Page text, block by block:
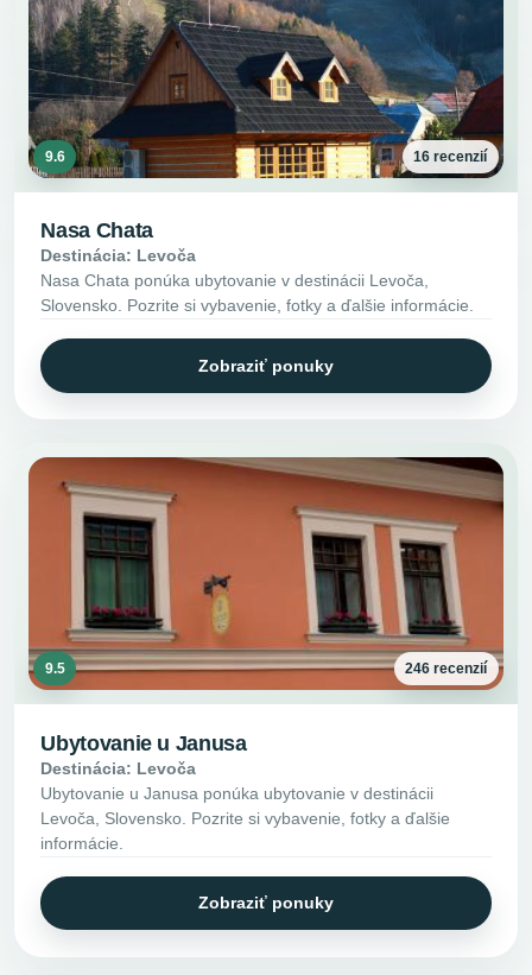
9.6 16 recenzií
Nasa Chata
Destinácia: Levoča
Nasa Chata ponúka ubytovanie v destinácii Levoča,
Slovensko. Pozrite si vybavenie, fotky a ďalšie informácie.
Zobraziť ponuky
9.5 246 recenzií
Ubytovanie u Janusa
Destinácia: Levoča
Ubytovanie u Janusa ponúka ubytovanie v destinácii
Levoča, Slovensko. Pozrite si vybavenie, fotky a ďalšie
informácie.
Zobraziť ponuky